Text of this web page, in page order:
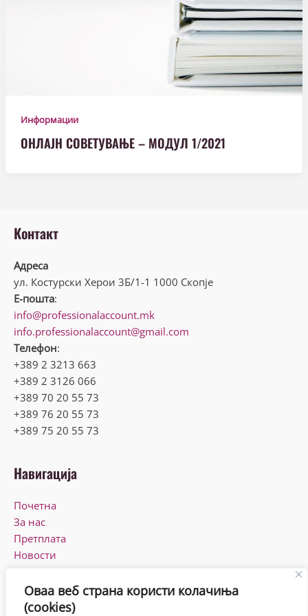
Оваа веб страна користи колачиња
(cookies)
Информации
ОНЛАЈН СОВЕТУВАЊЕ – МОДУЛ 1/2021
Контакт
Адреса
ул. Костурски Херои 3Б/1-1 1000 Скопје
Е-пошта:
info@professionalaccount.mk
info.professionalaccount@gmail.com
Телефон:
+389 2 3213 663
+389 2 3126 066
+389 70 20 55 73
+389 76 20 55 73
+389 75 20 55 73
Навигација
Почетна
За нас
Претплата
Новости
Контакт